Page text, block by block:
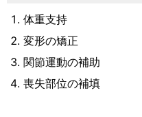
体重支持
変形の矯正
関節運動の補助
喪失部位の補填